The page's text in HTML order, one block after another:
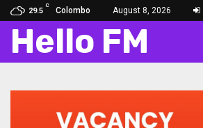
29.5
C
Colombo August 8, 2026
Hello FM